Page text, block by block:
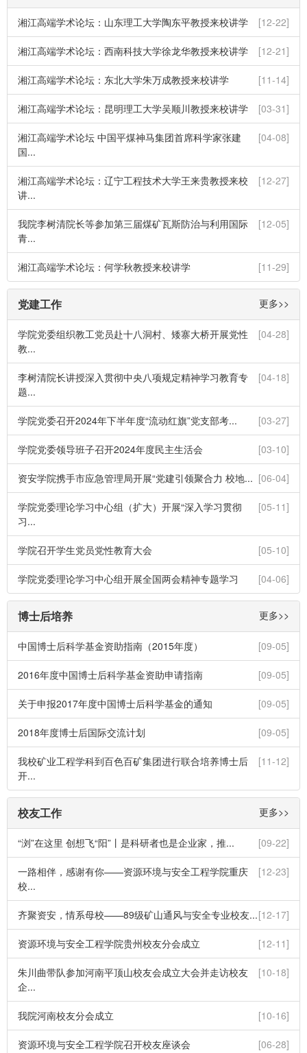
[12-22]
湘江高端学术论坛：山东理工大学陶东平教授来校讲学
[12-21]
湘江高端学术论坛：西南科技大学徐龙华教授来校讲学
[11-14]
湘江高端学术论坛：东北大学朱万成教授来校讲学
[03-31]
湘江高端学术论坛：昆明理工大学吴顺川教授来校讲学
[04-08]
湘江高端学术论坛 中国平煤神马集团首席科学家张建
国...
[12-27]
湘江高端学术论坛：辽宁工程技术大学王来贵教授来校
讲...
[12-05]
我院李树清院长等参加第三届煤矿瓦斯防治与利用国际
青...
[11-29]
湘江高端学术论坛：何学秋教授来校讲学
更多>>
党建工作
[04-28]
学院党委组织教工党员赴十八洞村、矮寨大桥开展党性
教...
[04-18]
李树清院长讲授深入贯彻中央八项规定精神学习教育专
题...
[03-27]
学院党委召开2024年下半年度“流动红旗”党支部考...
[03-10]
学院党委领导班子召开2024年度民主生活会
[06-04]
资安学院携手市应急管理局开展“党建引领聚合力 校地...
[05-11]
学院党委理论学习中心组（扩大）开展“深入学习贯彻
习...
[05-10]
学院召开学生党员党性教育大会
[04-06]
学院党委理论学习中心组开展全国两会精神专题学习
更多>>
博士后培养
[09-05]
中国博士后科学基金资助指南（2015年度）
[09-05]
2016年度中国博士后科学基金资助申请指南
[09-05]
关于申报2017年度中国博士后科学基金的通知
[09-05]
2018年度博士后国际交流计划
[11-12]
我校矿业工程学科到百色百矿集团进行联合培养博士后
开...
更多>>
校友工作
[09-22]
“浏”在这里 创想飞“阳”丨是科研者也是企业家，推...
[12-23]
一路相伴，感谢有你——资源环境与安全工程学院重庆
校...
[12-17]
齐聚资安，情系母校——89级矿山通风与安全专业校友...
[12-11]
资源环境与安全工程学院贵州校友分会成立
[10-18]
朱川曲带队参加河南平顶山校友会成立大会并走访校友
企...
[10-16]
我院河南校友分会成立
[06-28]
资源环境与安全工程学院召开校友座谈会